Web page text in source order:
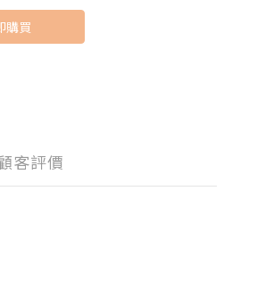
購買
客評價